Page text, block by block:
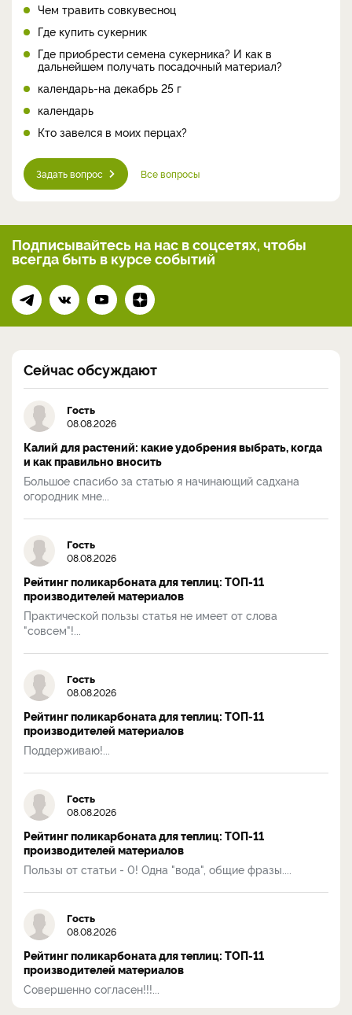
Чем травить совкувесноц
Где купить сукерник
Где приобрести семена сукерника? И как в
дальнейшем получать посадочный материал?
календарь-на декабрь 25 г
календарь
Кто завелся в моих перцах?
Задать вопрос Все вопросы
Подписывайтесь на нас в соцсетях, чтобы
всегдабыть в курсе событий
Сейчас обсуждают
Гость
08.08.2026
Калий для растений: какие удобрения выбрать, когда
и как правильно вносить
Большое спасибо за статью я начинающий садхана
огородник мне...
Гость
08.08.2026
Рейтинг поликарбоната для теплиц: ТОП-11
производителей материалов
Практической пользы статья не имеет от слова
"совсем"!...
Гость
08.08.2026
Рейтинг поликарбоната для теплиц: ТОП-11
производителей материалов
Поддерживаю!...
Гость
08.08.2026
Рейтинг поликарбоната для теплиц: ТОП-11
производителей материалов
Пользы от статьи - 0! Одна "вода", общие фразы....
Гость
08.08.2026
Рейтинг поликарбоната для теплиц: ТОП-11
производителей материалов
Совершенно согласен!!!...